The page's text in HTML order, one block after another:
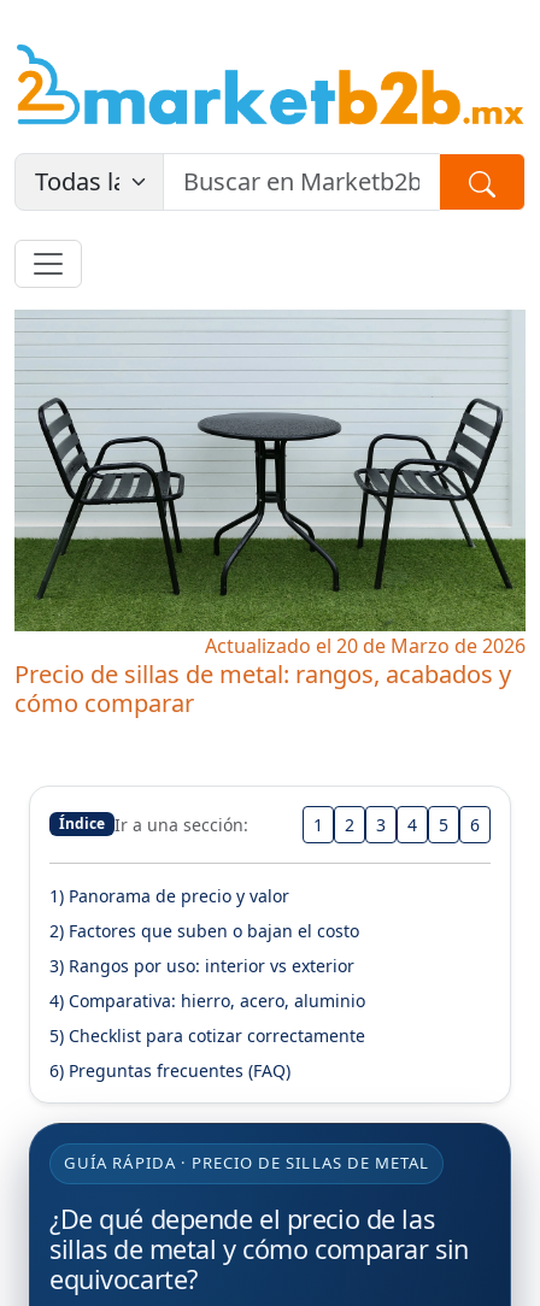
Actualizado el 20 de Marzo de 2026
Precio de sillas de metal: rangos, acabados y
cómo comparar
Índice Ir a una sección: 1 2 3 4 5 6
1) Panorama de precio y valor
2) Factores que suben o bajan el costo
3) Rangos por uso: interior vs exterior
4) Comparativa: hierro, acero, aluminio
5) Checklist para cotizar correctamente
6) Preguntas frecuentes (FAQ)
GUÍA RÁPIDA · PRECIO DE SILLAS DE METAL
¿De qué depende el precio de las
sillas de metal y cómo comparar sin
equivocarte?